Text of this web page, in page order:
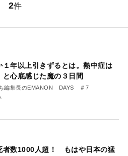
2件
１年以上引きずるとは。熱中症は
と心底感じた魔の３日間
編集長のEMANON DAYS ＃7
者数1000人超！ もはや日本の猛